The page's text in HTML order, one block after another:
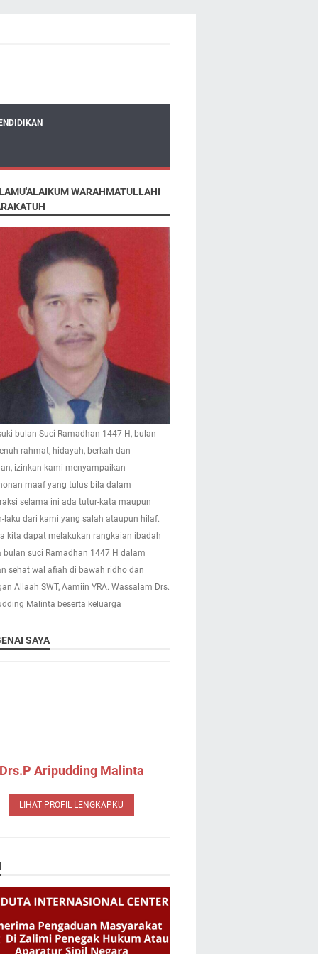
WARAHMATULLAHI
bulan Suci Ramadhan 1447 H, bulan
rahmat, hidayah, berkah dan
izinkan kami menyampaikan
maaf yang tulus bila dalam
selama ini ada tutur-kata maupun
laku dari kami yang salah ataupun hilaf.
kita dapat melakukan rangkaian ibadah
bulan suci Ramadhan 1447 H dalam
sehat wal afiah di bawah ridho dan
Allaah SWT, Aamiin YRA. Wassalam Drs.
Malinta beserta keluarga
SAYA
Aripudding Malinta
LIHAT PROFIL LENGKAPKU